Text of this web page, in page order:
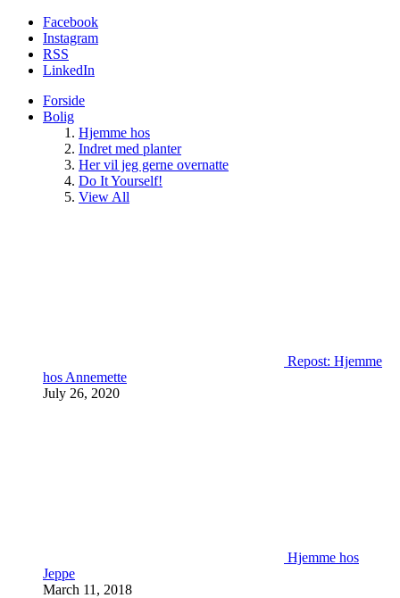
Facebook
Instagram
RSS
LinkedIn
Forside
Bolig
Hjemme hos
Indret med planter
Her vil jeg gerne overnatte
Do It Yourself!
View All
Repost: Hjemme
hos Annemette
July 26, 2020
Hjemme hos
Jeppe
March 11, 2018